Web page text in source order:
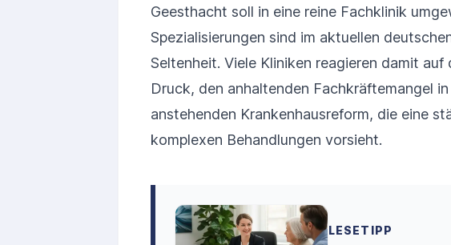
Geesthacht soll in eine reine Fachklinik
Spezialisierungen sind im aktuellen
Seltenheit. Viele Kliniken reagieren damit
Druck, den anhaltenden Fachkräftemangel
anstehenden Krankenhausreform, die eine
komplexen Behandlungen vorsieht.
LESETIPP